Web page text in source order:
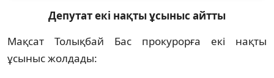
Депутат екі нақты ұсыныс айтты
Мақсат Толықбай Бас прокурорға екі нақты
ұсыныс жолдады: